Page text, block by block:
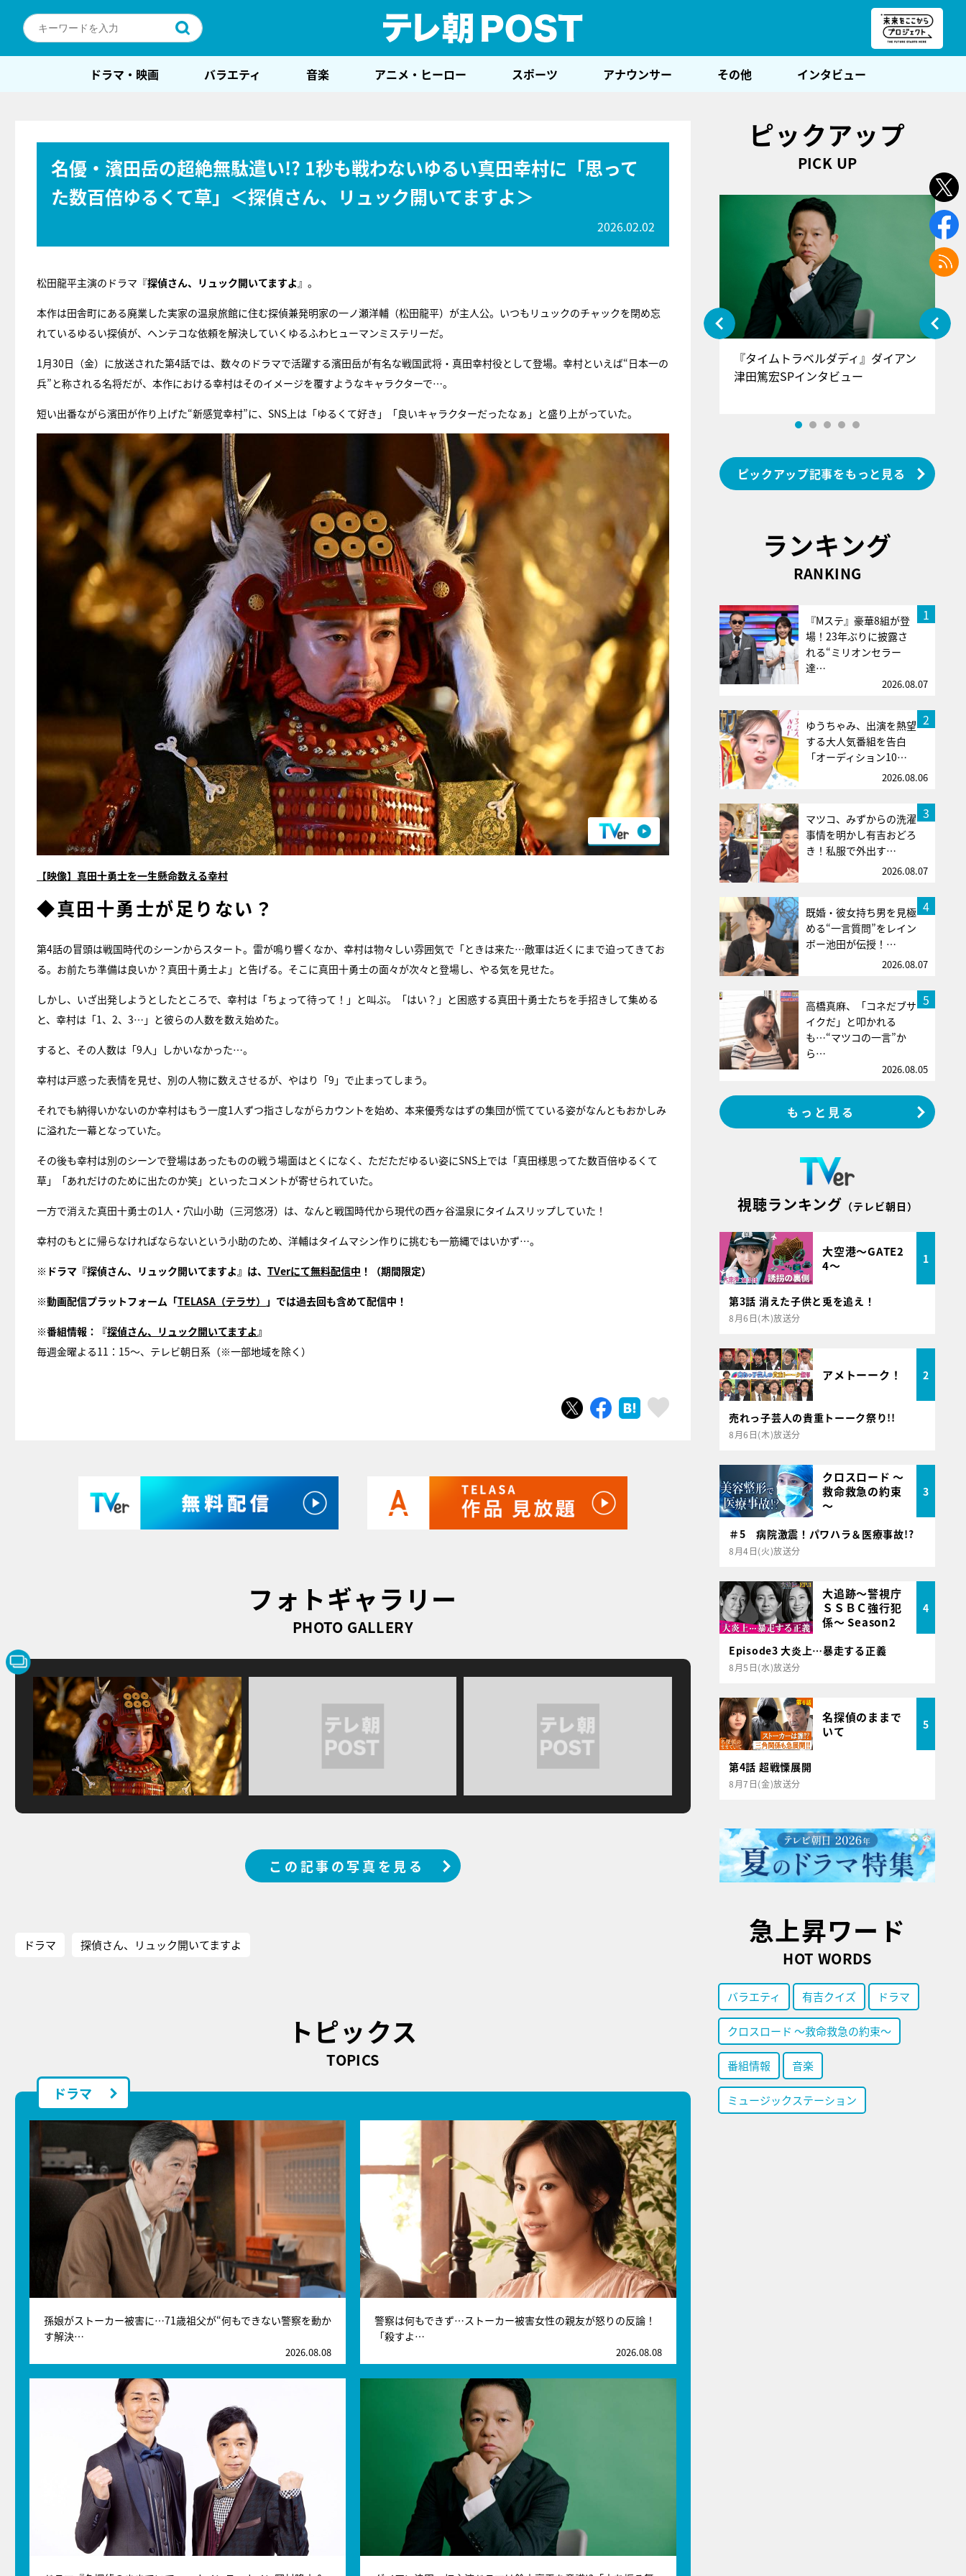
ドラマ・映画 バラエティ 音楽 アニメ・ヒーロー スポーツ アナウンサー その他 インタビュー
名優・濱田岳の超絶無駄遣い!? 1秒も戦わないゆるい真田幸村に「思って
た数百倍ゆるくて草」＜探偵さん、リュック開いてますよ＞
2026.02.02
松田龍平主演のドラマ『探偵さん、リュック開いてますよ』。
本作は田舎町にある廃業した実家の温泉旅館に住む探偵兼発明家の一ノ瀬洋輔（松田龍平）が主人公。いつもリュックのチャックを閉め忘
れているゆるい探偵が、ヘンテコな依頼を解決していくゆるふわヒューマンミステリーだ。
1月30日（金）に放送された第4話では、数々のドラマで活躍する濱田岳が有名な戦国武将・真田幸村役として登場。幸村といえば“日本一の
兵”と称される名将だが、本作における幸村はそのイメージを覆すようなキャラクターで…。
短い出番ながら濱田が作り上げた“新感覚幸村”に、SNS上は「ゆるくて好き」「良いキャラクターだったなぁ」と盛り上がっていた。
【映像】真田十勇士を一生懸命数える幸村
◆真田十勇士が足りない？
第4話の冒頭は戦国時代のシーンからスタート。雷が鳴り響くなか、幸村は物々しい雰囲気で「ときは来た…敵軍は近くにまで迫ってきてお
る。お前たち準備は良いか？真田十勇士よ」と告げる。そこに真田十勇士の面々が次々と登場し、やる気を見せた。
しかし、いざ出発しようとしたところで、幸村は「ちょって待って！」と叫ぶ。「はい？」と困惑する真田十勇士たちを手招きして集める
と、幸村は「1、2、3…」と彼らの人数を数え始めた。
すると、その人数は「9人」しかいなかった…。
幸村は戸惑った表情を見せ、別の人物に数えさせるが、やはり「9」で止まってしまう。
それでも納得いかないのか幸村はもう一度1人ずつ指さしながらカウントを始め、本来優秀なはずの集団が慌てている姿がなんともおかしみ
に溢れた一幕となっていた。
その後も幸村は別のシーンで登場はあったものの戦う場面はとくになく、ただただゆるい姿にSNS上では「真田様思ってた数百倍ゆるくて
草」「あれだけのために出たのか笑」といったコメントが寄せられていた。
一方で消えた真田十勇士の1人・穴山小助（三河悠冴）は、なんと戦国時代から現代の西ヶ谷温泉にタイムスリップしていた！
幸村のもとに帰らなければならないという小助のため、洋輔はタイムマシン作りに挑むも一筋縄ではいかず…。
※ドラマ『探偵さん、リュック開いてますよ』は、 TVerにて無料配信中 ！（期間限定）
※動画配信プラットフォーム「TELASA（テラサ） 」では過去回も含めて配信中！
※番組情報：『探偵さん、リュック開いてますよ』
毎週金曜よる11：15～、テレビ朝日系（※一部地域を除く）
ツイートシェア はてブ スキボタン
フォトギャラリー
PHOTO GALLERY
この記事の写真を見る
ドラマ 探偵さん、リュック開いてますよ
トピックス
TOPICS
ドラマ
孫娘がストーカー被害に…71歳祖父が“何もできない警察を動か
す解決…
2026.08.08
警察は何もできず…ストーカー被害女性の親友が怒りの反論！
「殺すよ…
2026.08.08
ピックアップ
PICK UP
『アイ＝ラブ！げーみんぐ』＝LOV
『タイムトラベルダディ』ダイアン
津田篤宏SPインタビュー
ピックアップ記事をもっと見る
ランキング
RANKING
1
『Mステ』豪華8組が登
場！23年ぶりに披露さ
れる“ミリオンセラー
達…
2026.08.07
2
ゆうちゃみ、出演を熱望
する大人気番組を告白
「オーディション10…
2026.08.06
3
マツコ、みずからの洗濯
事情を明かし有吉おどろ
き！私服で外出す…
2026.08.07
4
既婚・彼女持ち男を見極
める“一言質問”をレイン
ボー池田が伝授！…
2026.08.07
5
高橋真麻、「コネだブサ
イクだ」と叩かれる
も…“マツコの一言”か
ら…
2026.08.05
もっと見る
視聴ランキング （テレビ朝日）
大空港～GATE2
4～
1
第3話 消えた子供と兎を追え！
8月6日(木)放送分
アメトーーク！ 2
売れっ子芸人の貴重トーーク祭り!!
8月6日(木)放送分
クロスロード ～
救命救急の約束
～
3
＃5 病院激震！パワハラ＆医療事故!?
8月4日(火)放送分
大追跡～警視庁
ＳＳＢＣ強行犯
係～ Season2
4
Episode3 大炎上…暴走する正義
8月5日(水)放送分
名探偵のままで
いて
5
第4話 超戦慄展開
8月7日(金)放送分
急上昇ワード
HOT WORDS
バラエティ 有吉クイズ ドラマ
クロスロード ～救命救急の約束～
番組情報 音楽
ミュージックステーション